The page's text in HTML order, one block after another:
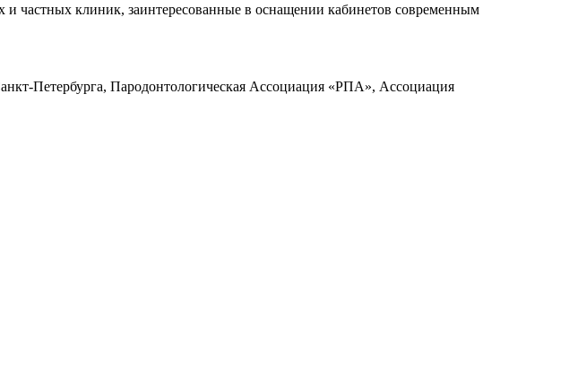
частных клиник, заинтересованные в оснащении кабинетов современным
Петербурга, Пародонтологическая Ассоциация «РПА», Ассоциация